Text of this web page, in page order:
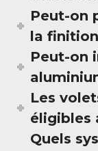
Peut-on
la
Peut-on
Les
éligibles
Quels